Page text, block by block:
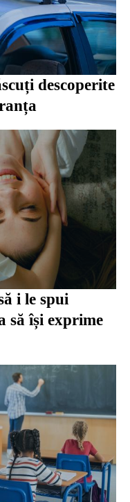
descoperite
i le spui
să își exprime